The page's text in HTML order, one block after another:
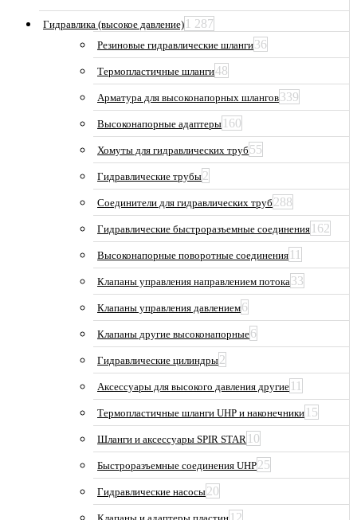
Гидравлика (высокое давление) 1 287
Резиновые гидравлические шланги36
Термопластичные шланги48
Арматура для высоконапорных шлангов339
Высоконапорные адаптеры 160
Хомуты для гидравлических труб 55
Гидравлические трубы2
Соединители для гидравлических труб 288
Гидравлические быстроразъемные соединения 162
Высоконапорные поворотные соединения 11
Клапаны управления направлением потока33
Клапаны управления давлением6
Клапаны другие высоконапорные6
Гидравлические цилиндры2
Аксессуары для высокого давления другие 11
Термопластичные шланги UHP и наконечники 15
Шланги и аксессуары SPIR STAR 10
Быстроразъемные соединения UHP25
Гидравлические насосы20